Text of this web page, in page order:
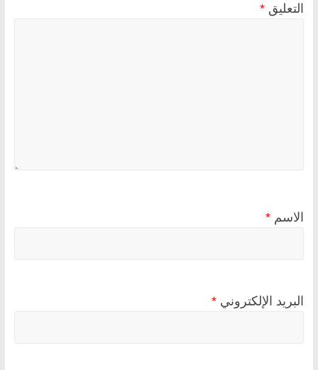
التعليق *
الاسم *
البريد الإلكتروني *